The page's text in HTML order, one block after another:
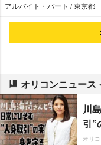
アルバイト・パート / 東京都
オリコンニュース
川
引”
オリ